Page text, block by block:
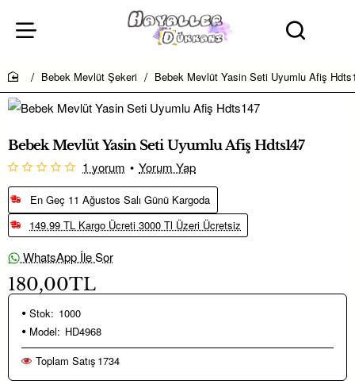
home
Bebek Mevlüt Şekeri Bebek Mevlüt Yasin Seti Uyumlu Afiş
Bebek Mevlüt Yasin Seti Uyumlu Afiş Hdts147
En Geç 11 Ağustos Salı Günü Kargoda
149.99 TL Kargo Ücreti 3000 Tl Üzeri Ücretsiz
WhatsApp İle Sor
1 yorum • Yorum Yap
180,00TL
Stok: 1000
Model: HD4968
Toplam Satış 1734